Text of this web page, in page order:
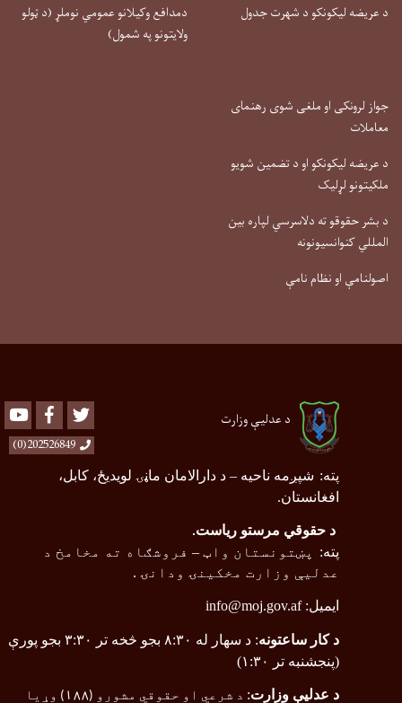
د عریضه لیکونکو د شهرت جدول
دمدافع وکیلانو عمومي نوملړ (د ټولو
ولایتونو په شمول)
جواز لرونکی او ملغی شوی رهنمای
معاملات
د عریضه لیکونکو او د تضمین شویو
ملکیتونو لړلیک
د بشر حقوقو ته دلاسرسي لپاره بین
المللي کنوانسیونونه
اصولنامې او نظام نامې
د عدلیې وزارت Youtube Facebook
202526849(0)
پته: شپږمه ناحیه – د دارالامان ماڼۍ لویدیځ، کابل،
افغانستان.
د حقوقي مرستو ریاست.
پته: پښتونستان واټ – فروشګاه ته مخامخ د
عدلیې وزارت مخکینۍ ودانۍ .
ایمیل:info@moj.gov.af
د کار ساعتونه
: د سهار له ۸:۳۰ بجو څخه تر ۳:۳۰ بجو پورې
(پنجشنبه تر ۱:۳۰)
د عدلیې وزارت: د شرعي او حقوقي مشورو (۱۸۸ ) وړیا